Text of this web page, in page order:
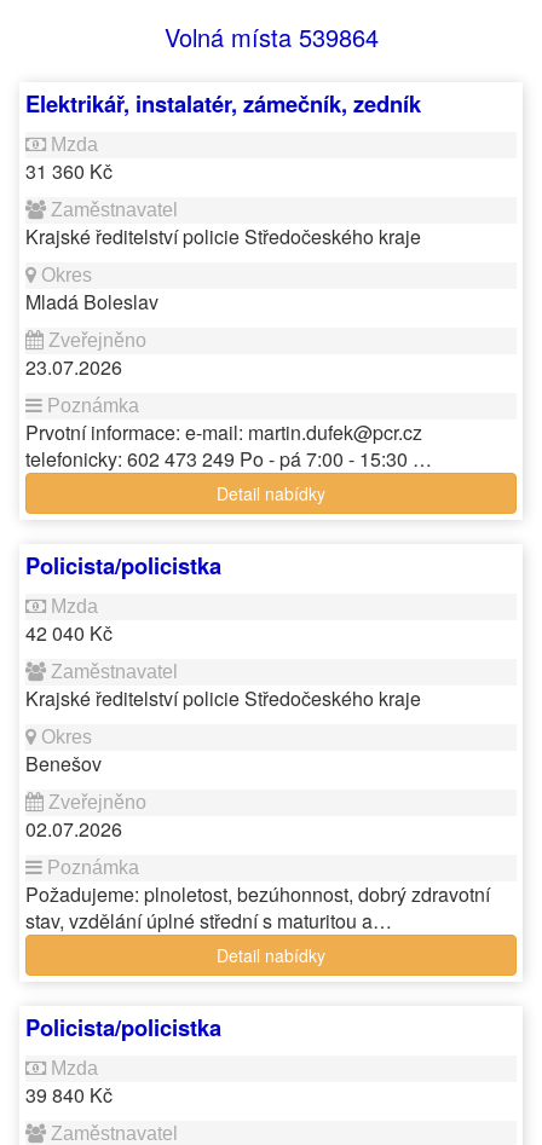
Volná místa 539864
Elektrikář, instalatér, zámečník, zedník
31 360 Kč
Krajské ředitelství policie Středočeského kraje
Mladá Boleslav
23.07.2026
Prvotní informace: e-mail: martin.dufek@pcr.cz
telefonicky: 602 473 249 Po - pá 7:00 - 15:30 …
Detail nabídky
Policista/policistka
42 040 Kč
Krajské ředitelství policie Středočeského kraje
Benešov
02.07.2026
Požadujeme: plnoletost, bezúhonnost, dobrý zdravotní
stav, vzdělání úplné střední s maturitou a…
Detail nabídky
Policista/policistka
39 840 Kč